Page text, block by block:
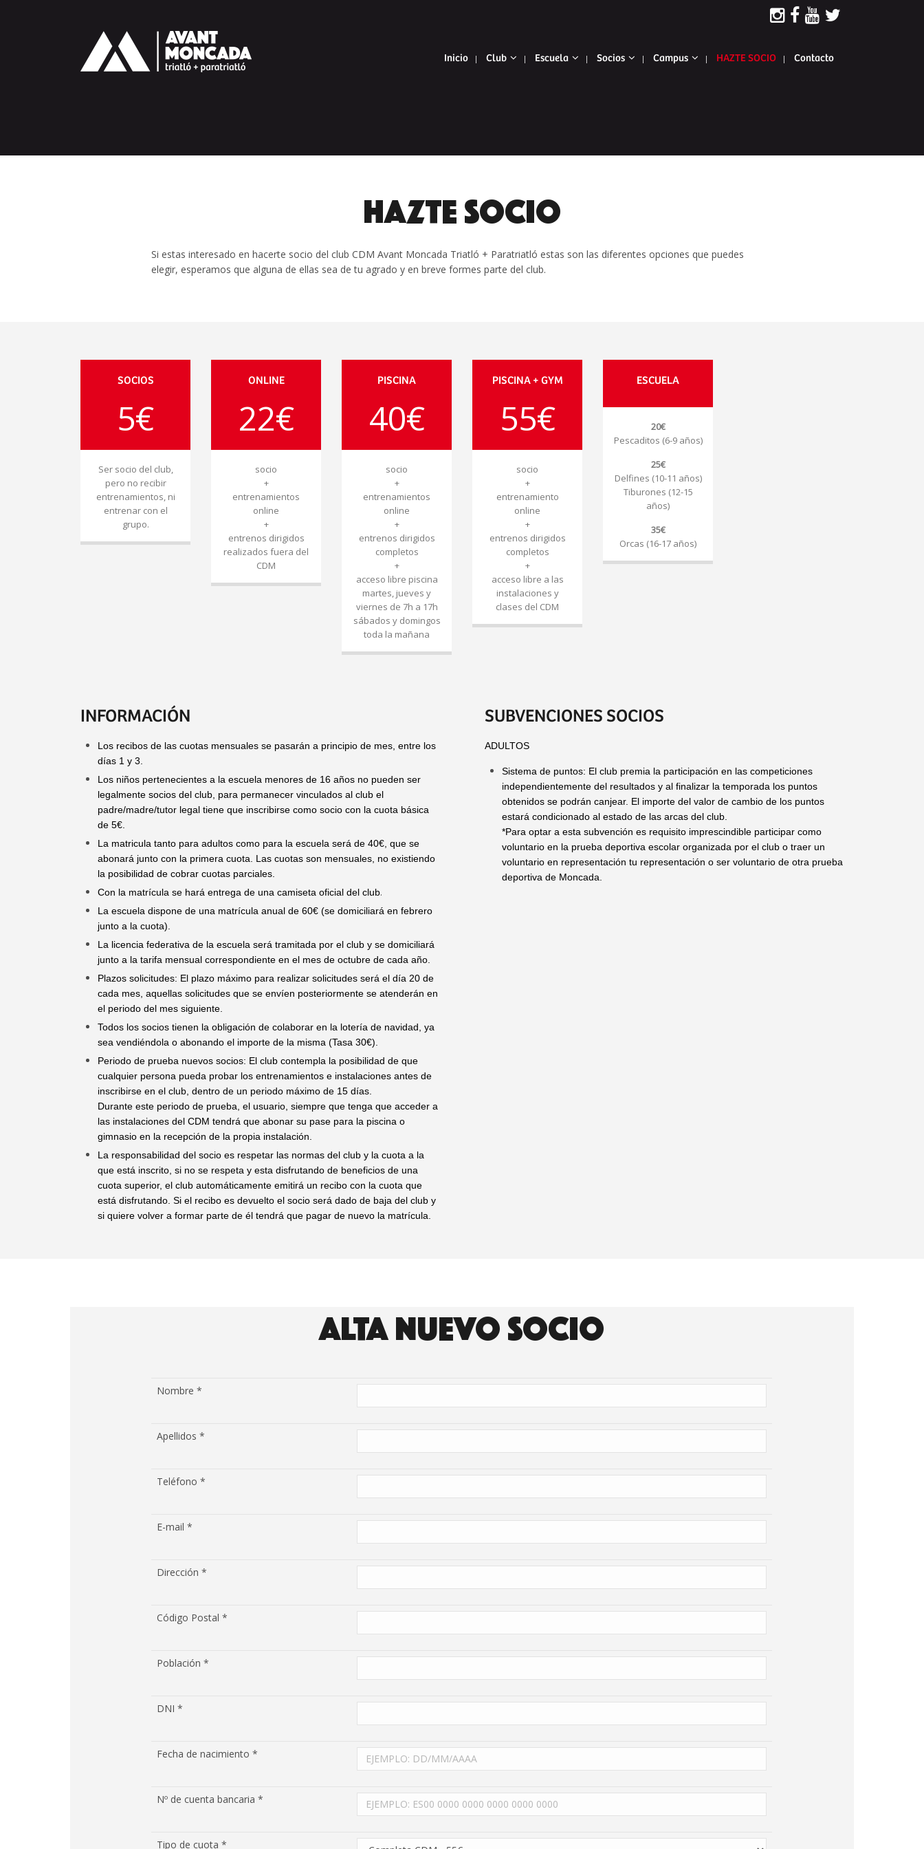
Inicio Club Escuela Socios Campus HAZTE SOCIO Contacto
HAZTE SOCIO
Si estas interesado en hacerte socio del club CDM Avant Moncada Triatló + Paratriatló estas son las diferentes opciones que puedes
elegir, esperamos que alguna de ellas sea de tu agrado y en breve formes parte del club.
SOCIOS
5€
Ser socio del club,
pero no recibir
entrenamientos, ni
entrenar con el
grupo.
ONLINE
22€
socio
+
entrenamientos
online
+
entrenos dirigidos
realizados fuera del
CDM
PISCINA
40€
socio
+
entrenamientos
online
+
entrenos dirigidos
completos
+
acceso libre piscina
martes, jueves y
viernes de 7h a 17h
sábados y domingos
toda la mañana
PISCINA + GYM
55€
socio
+
entrenamiento
online
+
entrenos dirigidos
completos
+
acceso libre a las
instalaciones y
clases del CDM
ESCUELA
20€
Pescaditos (6-9 años)
25€
Delfines (10-11 años)
Tiburones (12-15
años)
35€
Orcas (16-17 años)
INFORMACIÓN
Los recibos de las cuotas mensuales se pasarán a principio de mes, entre los
días 1 y 3.
Los niños pertenecientes a la escuela menores de 16 años no pueden ser
legalmente socios del club, para permanecer vinculados al club el
padre/madre/tutor legal tiene que inscribirse como socio con la cuota básica
de 5€.
La matricula tanto para adultos como para la escuela será de 40€, que se
abonará junto con la primera cuota. Las cuotas son mensuales, no existiendo
la posibilidad de cobrar cuotas parciales.
Con la matrícula se hará entrega de una camiseta oficial del club.
La escuela dispone de una matrícula anual de 60€ (se domiciliará en febrero
junto a la cuota).
La licencia federativa de la escuela será tramitada por el club y se domiciliará
junto a la tarifa mensual correspondiente en el mes de octubre de cada año.
Plazos solicitudes: El plazo máximo para realizar solicitudes será el día 20 de
cada mes, aquellas solicitudes que se envíen posteriormente se atenderán en
el periodo del mes siguiente.
Todos los socios tienen la obligación de colaborar en la lotería de navidad, ya
sea vendiéndola o abonando el importe de la misma (Tasa 30€).
Periodo de prueba nuevos socios: El club contempla la posibilidad de que
cualquier persona pueda probar los entrenamientos e instalaciones antes de
inscribirse en el club, dentro de un periodo máximo de 15 días.
Durante este periodo de prueba, el usuario, siempre que tenga que acceder a
las instalaciones del CDM tendrá que abonar su pase para la piscina o
gimnasio en la recepción de la propia instalación.
La responsabilidad del socio es respetar las normas del club y la cuota a la
que está inscrito, si no se respeta y esta disfrutando de beneficios de una
cuota superior, el club automáticamente emitirá un recibo con la cuota que
está disfrutando. Si el recibo es devuelto el socio será dado de baja del club y
si quiere volver a formar parte de él tendrá que pagar de nuevo la matrícula.
SUBVENCIONES SOCIOS
ADULTOS
Sistema de puntos: El club premia la participación en las competiciones
independientemente del resultados y al finalizar la temporada los puntos
obtenidos se podrán canjear. El importe del valor de cambio de los puntos
estará condicionado al estado de las arcas del club.
*Para optar a esta subvención es requisito imprescindible participar como
voluntario en la prueba deportiva escolar organizada por el club o traer un
voluntario en representación tu representación o ser voluntario de otra prueba
deportiva de Moncada.
ALTA NUEVO SOCIO
Nombre *
Apellidos *
Teléfono *
E-mail *
Dirección *
Código Postal *
Población *
DNI *
Fecha de nacimiento *
Nº de cuenta bancaria *
Tipo de cuota *